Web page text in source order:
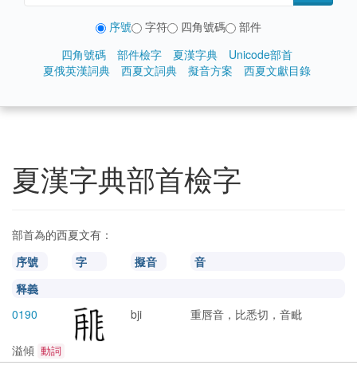
序號 字符 四角號碼
部件
四角號碼
部件檢字 夏漢字典
Unicode部首
夏俄英漢詞典
西夏文詞典 擬音方案 西夏文獻目錄
夏漢字典部首檢字
部首為的西夏文有：
序號
字 擬音
音
释義
0190
bji 重唇音，比悉切，音毗
溢傾 動詞